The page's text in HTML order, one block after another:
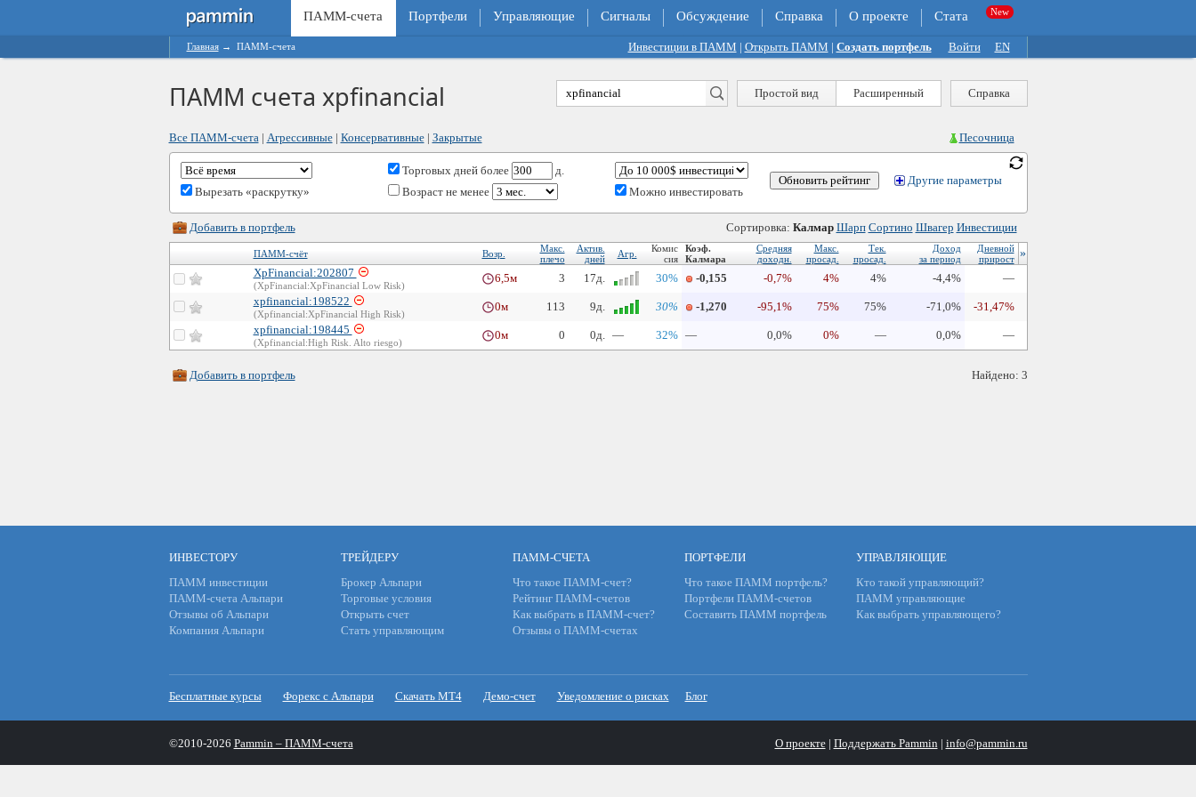
ПАММ-счета Портфели Управляющие Сигналы Обсуждение Справка О проекте Стата
Главная→ ПАММ-счета Инвестиции в ПАММ | Открыть ПАММ | Создать портфель Войти EN
Простой вид Расширенный Справка
ПАММ счета xpfinancial
Все ПАММ-счета| Агрессивные| Консервативные| Закрытые Песочница
Торговых днейболее д.
Другие параметры
Вырезать «раскрутку»
Возраст не менее Можно инвестировать
Добавить в портфель Сортировка: Калмар Шарп Сортино Швагер Инвестиции
ПАММ-счёт Возр.
Макс.
плечо
Актив.
дней
Агр.
Комис
сия
Коэф.
Калмара
Средняя
доходн.
Макс.
просад.
Тек.
просад.
Доход
за период
Дневной
прирост »
XpFinancial:202807
(XpFinancial:XpFinancial Low Risk)
6,5м 3 17д. 30% -0,155 -0,7% 4% 4% -4,4%
—
xpfinancial:198522
(Xpfinancial:XpFinancial High Risk)
0м 113 9д. 30% -1,270 -95,1% 75% 75% -71,0%
-31,47%
xpfinancial:198445
(Xpfinancial:High Risk. Alto riesgo)
0м 0 0д. — 32% — 0,0% 0% — 0,0% —
Добавить в портфель Найдено: 3
ИНВЕСТОРУ
ПАММ инвестиции
ПАММ-счета Альпари
Отзывы об Альпари
Компания Альпари
ТРЕЙДЕРУ
Брокер Альпари
Торговые условия
Открыть счет
Стать управляющим
ПАММ-СЧЕТА
Что такое ПАММ-счет?
Рейтинг ПАММ-счетов
Как выбрать в ПАММ-счет?
Отзывы о ПАММ-счетах
ПОРТФЕЛИ
Что такое ПАММ портфель?
Портфели ПАММ-счетов
Составить ПАММ портфель
УПРАВЛЯЮЩИЕ
Кто такой управляющий?
ПАММ управляющие
Как выбрать управляющего?
Бесплатные курсы Форекс с Альпари Скачать МТ4 Демо-счет Уведомление о рисках Блог
©2010-2026 Pammin – ПАММ-счета О проекте| Поддержать Pammin | info@pammin.ru